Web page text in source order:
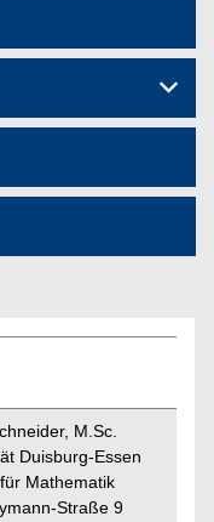
M.Sc.
Duisburg-Essen
Mathematik
Straße 9